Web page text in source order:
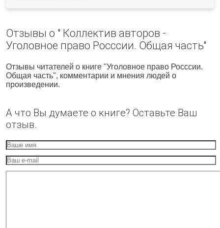
Отзывы о " Коллектив авторов -
Уголовное право Росссии. Общая часть"
Отзывы читателей о книге "Уголовное право Росссии.
Общая часть", комментарии и мнения людей о
произведении.
А что Вы думаете о книге? Оставьте Ваш
отзыв.